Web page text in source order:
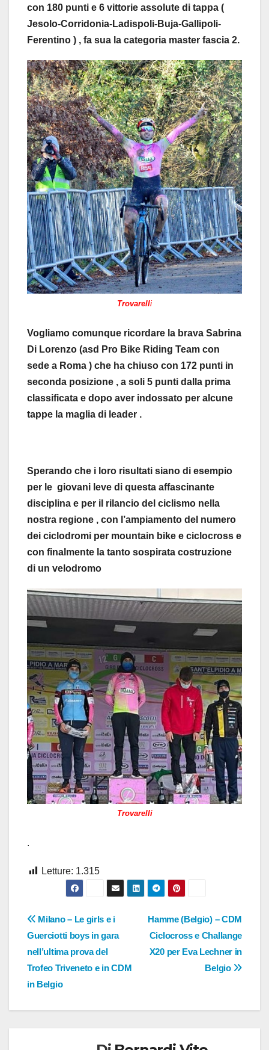
con 180 punti e 6 vittorie assolute di tappa (
Jesolo-Corridonia-Ladispoli-Buja-Gallipoli-
Ferentino ) , fa sua la categoria master fascia 2.
Trovarelli
Vogliamo comunque ricordare la brava Sabrina
Di Lorenzo (asd Pro Bike Riding Team con
sede a Roma ) che ha chiuso con 172 punti in
seconda posizione , a soli 5 punti dalla prima
classificata e dopo aver indossato per alcune
tappe la maglia di leader .
Sperando che i loro risultati siano di esempio
per le giovani leve di questa affascinante
disciplina e per il rilancio del ciclismo nella
nostra regione , con l’ampiamento del numero
dei ciclodromi per mountain bike e ciclocross e
con finalmente la tanto sospirata costruzione
di un velodromo
Trovarelli
.
Letture: 1.315
Navigazione
articoli
Hamme (Belgio) – CDM
Ciclocross e Challange
X20 per Eva Lechner in
Belgio
Milano – Le girls e i
Guerciotti boys in gara
nell’ultima prova del
Trofeo Triveneto e in CDM
in Belgio